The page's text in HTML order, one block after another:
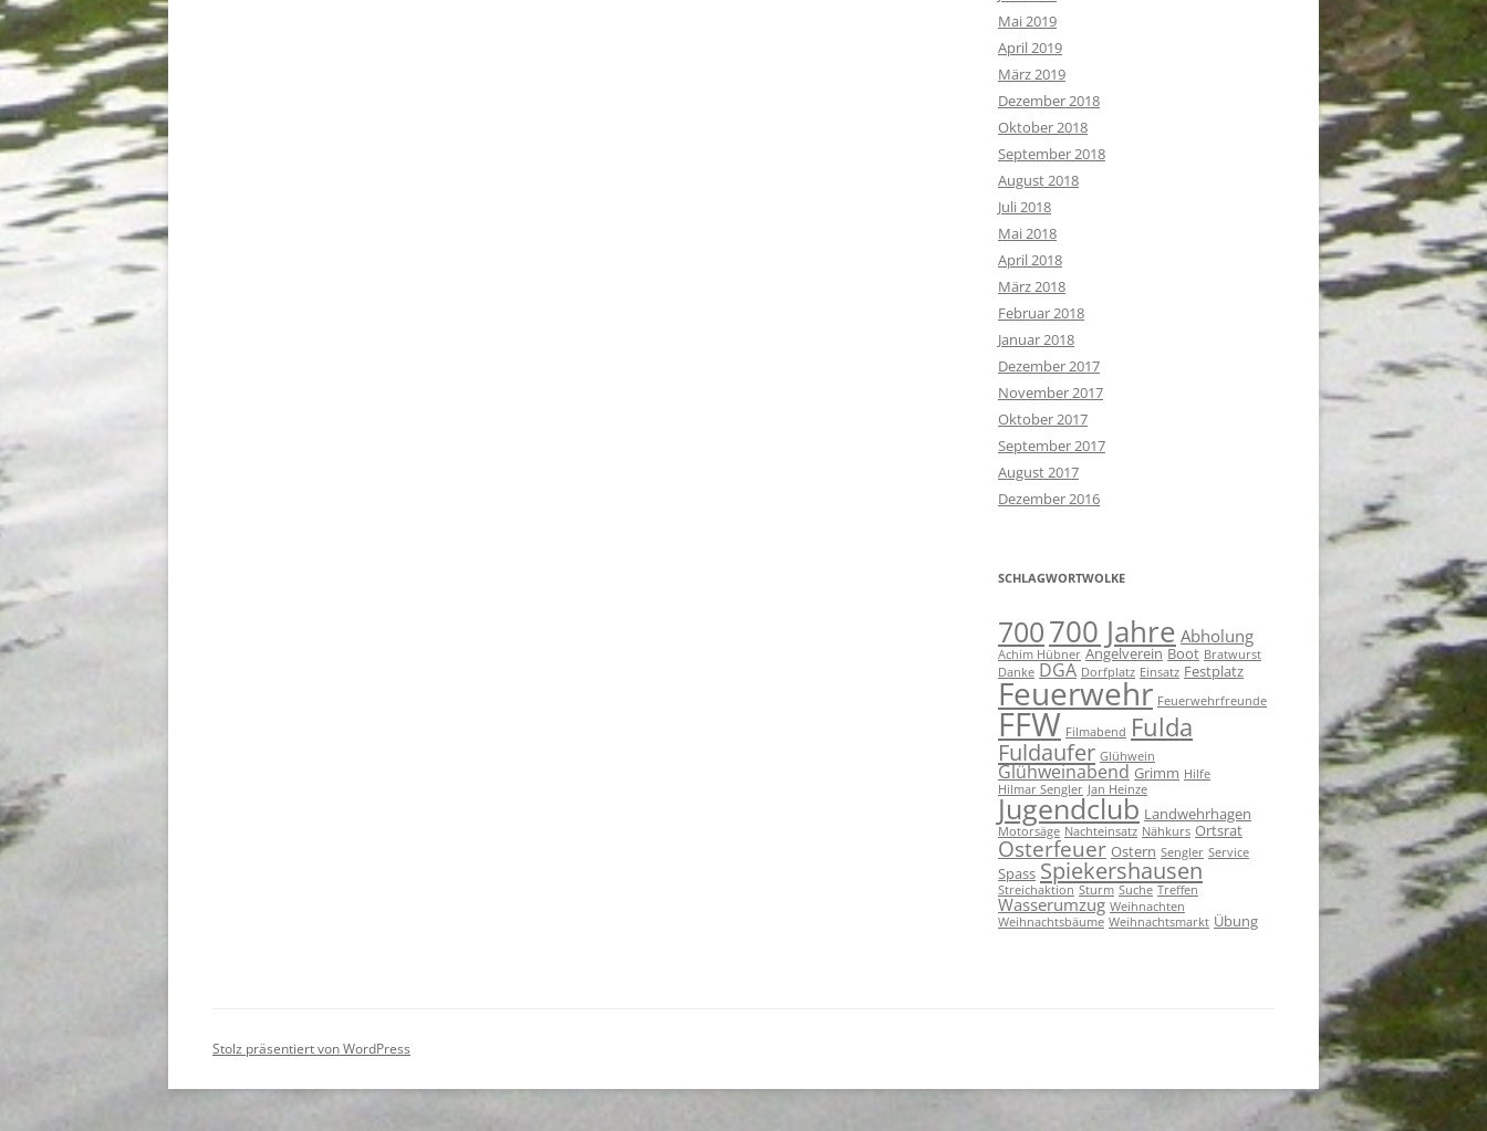
Mai 2019
April 2019
März 2019
Dezember 2018
Oktober 2018
September 2018
August 2018
Juli 2018
Mai 2018
April 2018
März 2018
Februar 2018
Januar 2018
Dezember 2017
November 2017
Oktober 2017
September 2017
August 2017
Dezember 2016
SCHLAGWORTWOLKE
700700 Jahre Abholung
Achim Hübner Angelverein Boot Bratwurst
Danke DGA Dorfplatz Einsatz Festplatz
Feuerwehr Feuerwehrfreunde
FFW Filmabend Fulda
Fuldaufer Glühwein
Glühweinabend Grimm Hilfe
Hilmar Sengler Jan Heinze
Jugendclub Landwehrhagen
Motorsäge Nachteinsatz Nähkurs Ortsrat
Osterfeuer Ostern Sengler Service
Spass Spiekershausen
Streichaktion Sturm Suche Treffen
Wasserumzug Weihnachten
Weihnachtsbäume Weihnachtsmarkt Übung
Stolz präsentiert von WordPress